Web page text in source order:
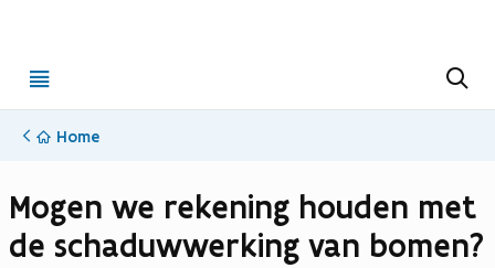
menu
Home
Mogen we rekening houden met
de schaduwwerking van bomen?